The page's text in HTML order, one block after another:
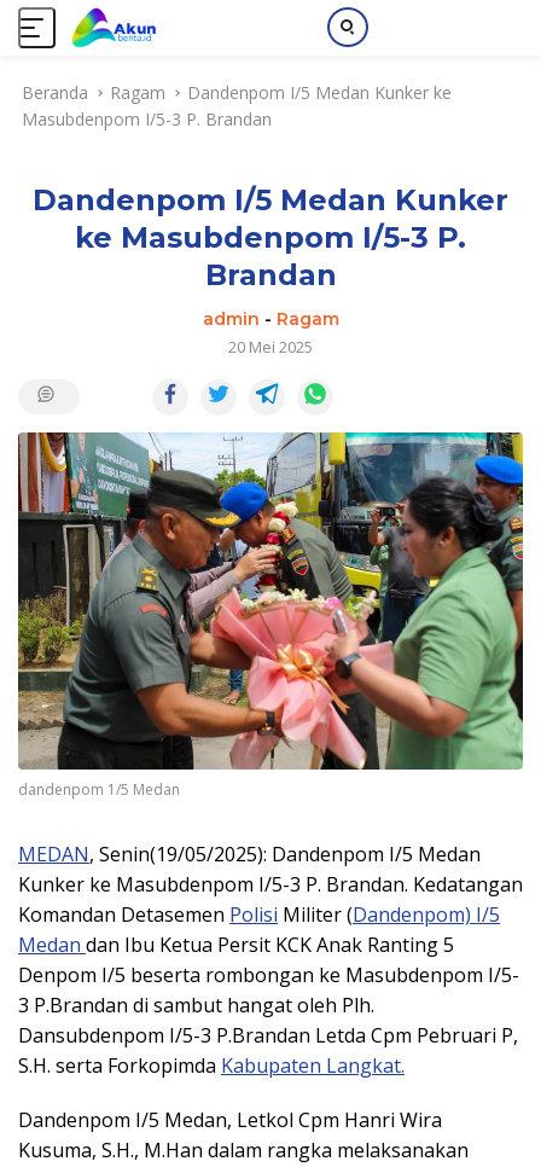
Beranda Ragam
Dandenpom I/5 Medan Kunker ke
Masubdenpom I/5-3 P. Brandan
Dandenpom I/5 Medan Kunker
ke Masubdenpom I/5-3 P.
Brandan
admin - Ragam
20 Mei 2025
dandenpom 1/5 Medan
MEDAN, Senin(19/05/2025): Dandenpom I/5 Medan
Kunker ke Masubdenpom I/5-3 P. Brandan. Kedatangan
Komandan Detasemen Polisi Militer (Dandenpom) I/5
Medan dan Ibu Ketua Persit KCK Anak Ranting 5
Denpom I/5 beserta rombongan ke Masubdenpom I/5-
3 P.Brandan di sambut hangat oleh Plh.
Dansubdenpom I/5-3 P.Brandan Letda Cpm Pebruari P,
S.H. serta Forkopimda Kabupaten Langkat.
Dandenpom I/5 Medan, Letkol Cpm Hanri Wira
Kusuma, S.H., M.Han dalam rangka melaksanakan